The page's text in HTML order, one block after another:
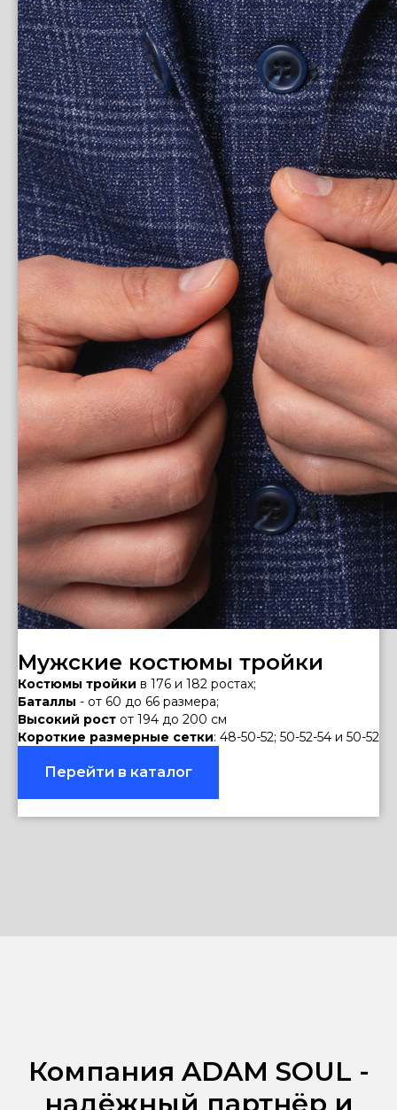
Мужские костюмы тройки
Костюмы тройки в 176 и 182 ростах;
Баталлы - от 60 до 66 размера;
Высокий рост от 194 до 200 см
Короткие размерные сетки: 48-50-52; 50-52-54 и 50-52
Перейти в каталог
Компания ADAM SOUL -
надёжный партнёр и